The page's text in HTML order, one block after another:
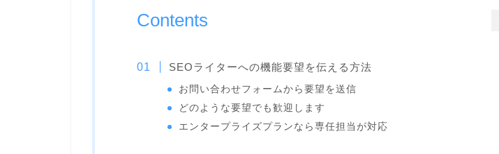
Contents
SEOライターへの機能要望を伝える方法
お問い合わせフォームから要望を送信
どのような要望でも歓迎します
エンタープライズプランなら専任担当が対応